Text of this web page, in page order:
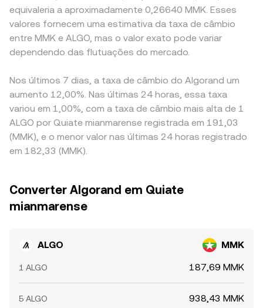
equivaleria a aproximadamente 0,26640 MMK. Esses
valores fornecem uma estimativa da taxa de câmbio
entre MMK e ALGO, mas o valor exato pode variar
dependendo das flutuações do mercado.
Nos últimos 7 dias, a taxa de câmbio do Algorand um
aumento 12,00%. Nas últimas 24 horas, essa taxa
variou em 1,00%, com a taxa de câmbio mais alta de 1
ALGO por Quiate mianmarense registrada em 191,03
(MMK), e o menor valor nas últimas 24 horas registrado
em 182,33 (MMK).
Converter Algorand em Quiate
mianmarense
ALGO MMK
1 ALGO 187,69 MMK
5 ALGO 938,43 MMK